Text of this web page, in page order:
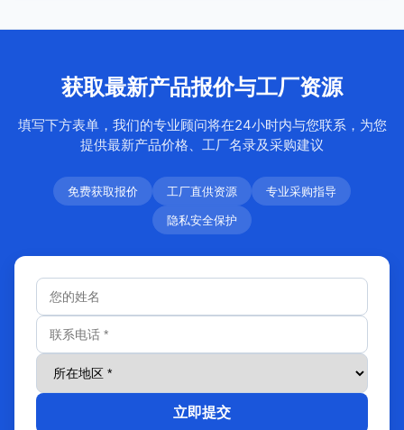
获取最新产品报价与工厂资源
填写下方表单，我们的专业顾问将在24小时内与您联系，为您
提供最新产品价格、工厂名录及采购建议
免费获取报价 工厂直供资源
专业采购指导
隐私安全保护
立即提交